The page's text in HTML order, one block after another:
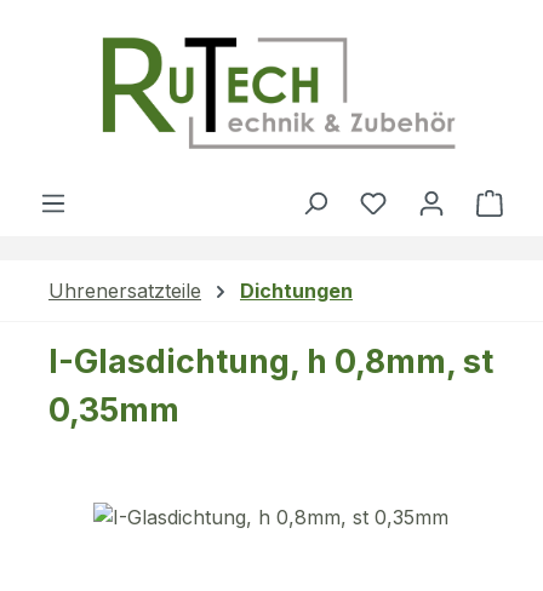
Du hast 0
Uhrenersatzteile Dichtungen
I-Glasdichtung, h 0,8mm, st
0,35mm
Bildergalerie überspringen